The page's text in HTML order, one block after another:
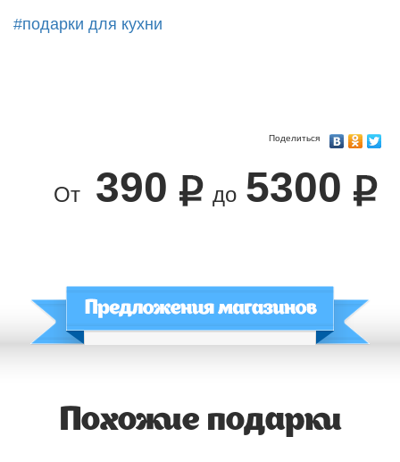
#подарки для кухни
Поделиться
От 390 до 5300
Похожие подарки